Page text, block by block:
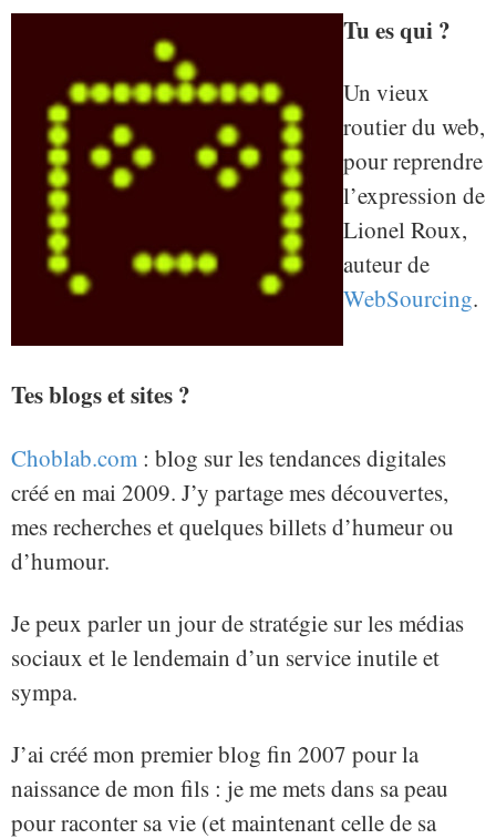
Tu es qui ?
Un vieux
routier du web,
pour reprendre
l’expression de
Lionel Roux,
auteur de
WebSourcing.
Tes blogs et sites ?
Choblab.com : blog sur les tendances digitales
créé en mai 2009. J’y partage mes découvertes,
mes recherches et quelques billets d’humeur ou
d’humour.
Je peux parler un jour de stratégie sur les médias
sociaux et le lendemain d’un service inutile et
sympa.
J’ai créé mon premier blog fin 2007 pour la
naissance de mon fils : je me mets dans sa peau
pour raconter sa vie (et maintenant celle de sa